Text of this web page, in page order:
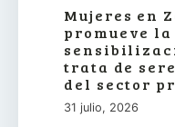
Mujeres en
promueve
trata de
del sector
31 julio, 2026